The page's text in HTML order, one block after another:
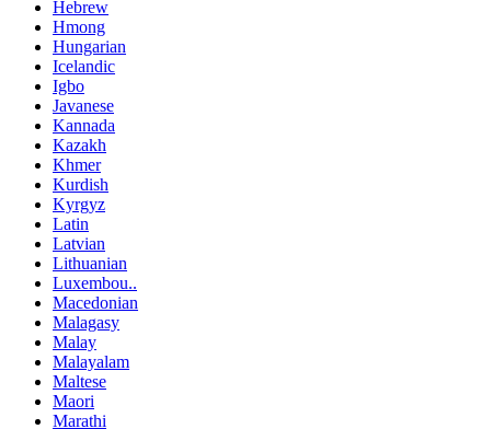
Hebrew
Hmong
Hungarian
Icelandic
Igbo
Javanese
Kannada
Kazakh
Khmer
Kurdish
Kyrgyz
Latin
Latvian
Lithuanian
Luxembou..
Macedonian
Malagasy
Malay
Malayalam
Maltese
Maori
Marathi